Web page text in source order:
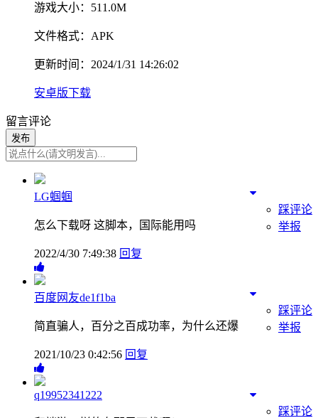
游戏大小：511.0M
文件格式：APK
更新时间：2024/1/31 14:26:02
安卓版下载
留言评论
发布
LG蝈蝈
踩评论
举报
怎么下载呀 这脚本，国际能用吗
2022/4/30 7:49:38 回复
百度网友de1f1ba
踩评论
举报
简直骗人，百分之百成功率，为什么还爆
2021/10/23 0:42:56 回复
q19952341222
踩评论